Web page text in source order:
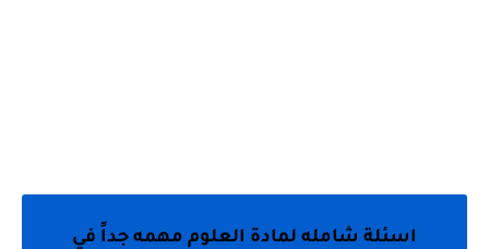
اسئلة شامله لمادة العلوم مهمه جداً في